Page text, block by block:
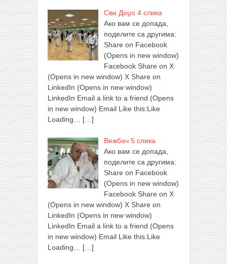
Сви Доџо 4 слика
Ако вам се допада,
поделите са другима:
Share on Facebook
(Opens in new window)
Facebook Share on X
(Opens in new window) X Share on
LinkedIn (Opens in new window)
LinkedIn Email a link to a friend (Opens
in new window) Email Like this:Like
Loading…
[…]
Вежбач 5 слика
Ако вам се допада,
поделите са другима:
Share on Facebook
(Opens in new window)
Facebook Share on X
(Opens in new window) X Share on
LinkedIn (Opens in new window)
LinkedIn Email a link to a friend (Opens
in new window) Email Like this:Like
Loading…
[…]